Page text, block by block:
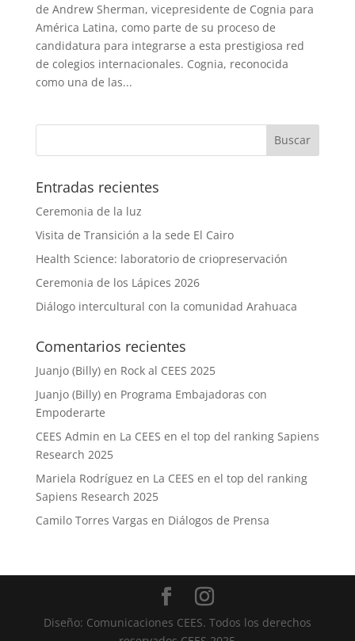
de Andrew Sherman, vicepresidente de Cognia para
América Latina, como parte de su proceso de
candidatura para integrarse a esta prestigiosa red
de colegios internacionales. Cognia, reconocida
como una de las...
Entradas recientes
Ceremonia de la luz
Visita de Transición a la sede El Cairo
Health Science: laboratorio de criopreservación
Ceremonia de los Lápices 2026
Diálogo intercultural con la comunidad Arahuaca
Comentarios recientes
Juanjo (Billy)en Rock al CEES 2025
Juanjo (Billy)en Programa Embajadoras con
Empoderarte
CEES Admin en La CEES en el top del ranking Sapiens
Research 2025
Mariela Rodríguez en La CEES en el top del ranking
Sapiens Research 2025
Camilo Torres Vargas en Diálogos de Prensa
Diseño: Comunicaciones CEES. Todos los derechos